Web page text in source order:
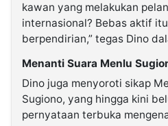
kawan yang melakukan
internasional? Bebas aktif
berpendirian,” tegas Dino
Menanti Suara Menlu
Dino juga menyoroti sikap
Sugiono, yang hingga kini
pernyataan terbuka